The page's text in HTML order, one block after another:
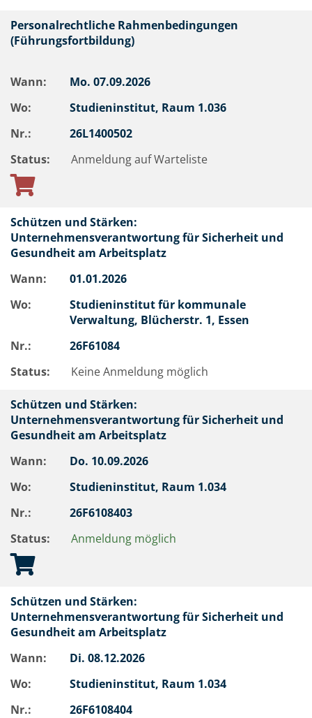
Personalrechtliche Rahmenbedingungen
(Führungsfortbildung)
Wann: Mo. 07.09.2026
Wo:
Studieninstitut, Raum 1.036
Nr.:
26L1400502
Status:
Anmeldung auf Warteliste
Schützen und Stärken:
Unternehmensverantwortung für Sicherheit und
Gesundheit am Arbeitsplatz
Wann:
01.01.2026
Wo:
Studieninstitut für kommunale
Verwaltung, Blücherstr. 1, Essen
Nr.:
26F61084
Status:
Keine Anmeldung möglich
Schützen und Stärken:
Unternehmensverantwortung für Sicherheit und
Gesundheit am Arbeitsplatz
Wann:
Do. 10.09.2026
Wo:
Studieninstitut, Raum 1.034
Nr.:
26F6108403
Status:
Anmeldung möglich
Schützen und Stärken:
Unternehmensverantwortung für Sicherheit und
Gesundheit am Arbeitsplatz
Wann:
Di. 08.12.2026
Wo:
Studieninstitut, Raum 1.034
Nr.:
26F6108404